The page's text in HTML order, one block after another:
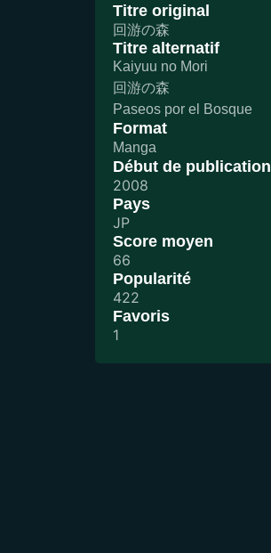
Titre original
回游の森
Titre alternatif
Kaiyuu no Mori
回游の森
Paseos por el Bosque
Format
Manga
Début de publication
2008
Pays
JP
Score moyen
66
Popularité
422
Favoris
1